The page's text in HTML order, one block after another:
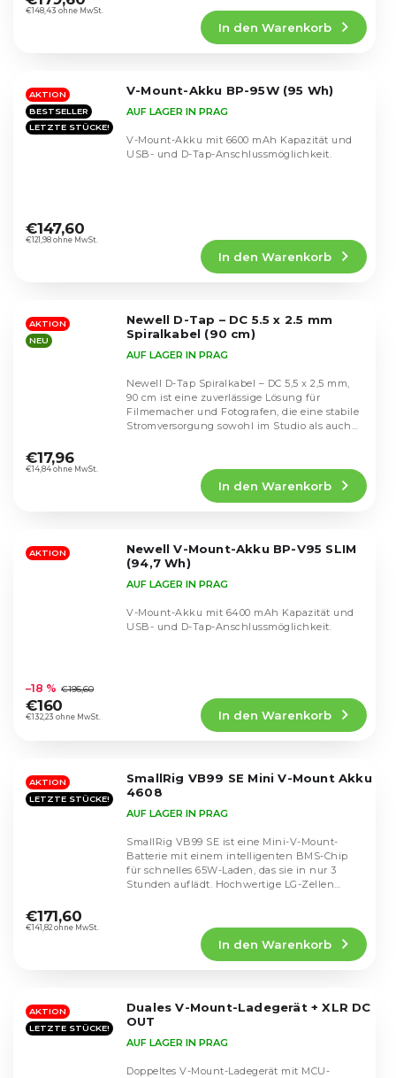
Produktbewertung
Sternen.
€148,43 ohne MwSt.
In den Warenkorb
AKTION
BESTSELLER
LETZTE STÜCKE!
V-Mount-Akku BP-95W (95 Wh)
durchschnittliche
Produktbewertung
Sternen.
AUF LAGER IN PRAG
€121,98 ohne MwSt.
€147,60
In den Warenkorb
V-Mount-Akku mit 6600 mAh Kapazität und
USB- und D-Tap-Anschlussmöglichkeit.
AKTION
NEU
Newell D-Tap – DC 5.5 x 2.5 mm
Spiralkabel (90 cm)
durchschnittliche
Produktbewertung
Sternen.
AUF LAGER IN PRAG
€14,84 ohne MwSt.
€17,96
In den Warenkorb
Newell D-Tap Spiralkabel – DC 5,5 x 2,5 mm,
90 cm ist eine zuverlässige Lösung für
Filmemacher und Fotografen, die eine stabile
Stromversorgung sowohl im Studio als auch
AKTION
Newell V-Mount-Akku BP-V95 SLIM
(94,7 Wh)
durchschnittliche
Produktbewertung
ist
Sternen.
AUF LAGER IN PRAG
€132,23 ohne MwSt.
–18 % €195,60
€160
In den Warenkorb
V-Mount-Akku mit 6400 mAh Kapazität und
USB- und D-Tap-Anschlussmöglichkeit.
AKTION
LETZTE STÜCKE!
SmallRig VB99 SE Mini V-Mount Akku
4608
durchschnittliche
Produktbewertung
Sternen.
AUF LAGER IN PRAG
€141,82 ohne MwSt.
€171,60
In den Warenkorb
SmallRig VB99 SE ist eine Mini-V-Mount-
Batterie mit einem intelligenten BMS-Chip
für schnelles 65W-Laden, das sie in nur 3
Stunden auflädt. Hochwertige LG-Zellen
AKTION
LETZTE STÜCKE!
Duales V-Mount-Ladegerät + XLR DC
OUT
AUF LAGER IN PRAG
Doppeltes V-Mount-Ladegerät mit MCU-